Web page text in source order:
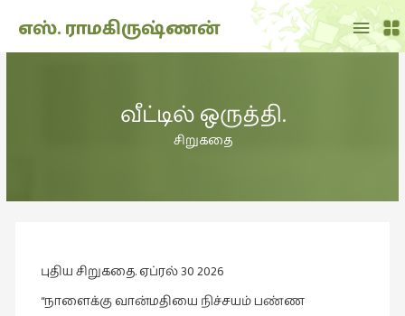
அனுபவம்
எஸ். ராமகிருஷ்ணன்
Main
Menu
வீட்டில் ஒருத்தி.
சிறுகதை
புதிய சிறுகதை. ஏப்ரல் 30 2026
“நாளைக்கு வான்மதியை நிச்சயம் பண்ண